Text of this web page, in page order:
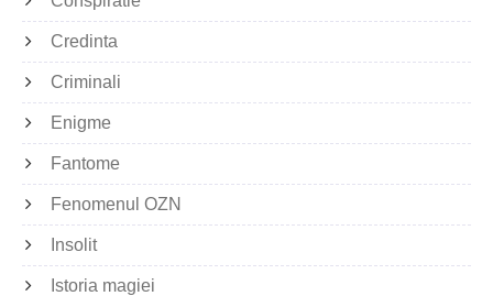
Credinta
Criminali
Enigme
Fantome
Fenomenul OZN
Insolit
Istoria magiei